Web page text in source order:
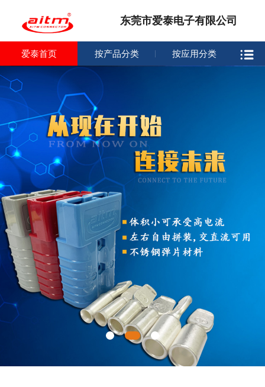
东莞市爱泰电子有限公司
爱泰首页 按产品分类 按应用分类